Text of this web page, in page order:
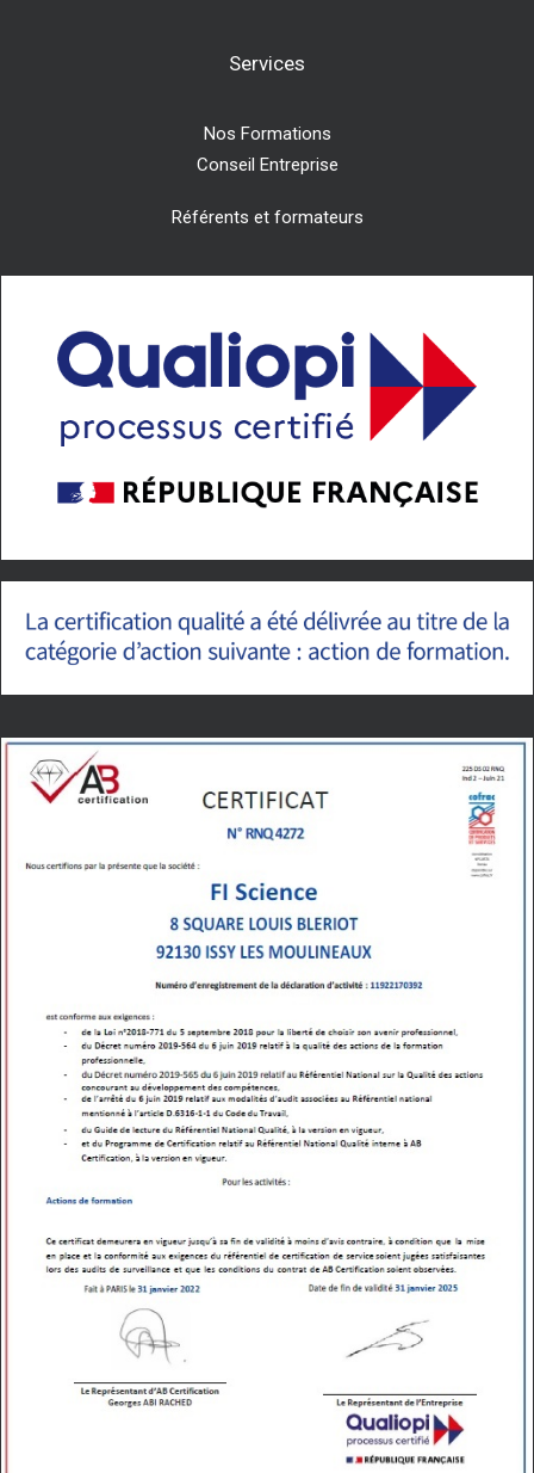
Services
Nos Formations
Conseil Entreprise
Référents et formateurs